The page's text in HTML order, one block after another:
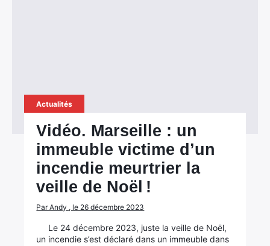
Actualités
Vidéo. Marseille : un
immeuble victime d’un
incendie meurtrier la
veille de Noël !
Par Andy , le 26 décembre 2023
Le 24 décembre 2023, juste la veille de Noël,
un incendie s’est déclaré dans un immeuble dans